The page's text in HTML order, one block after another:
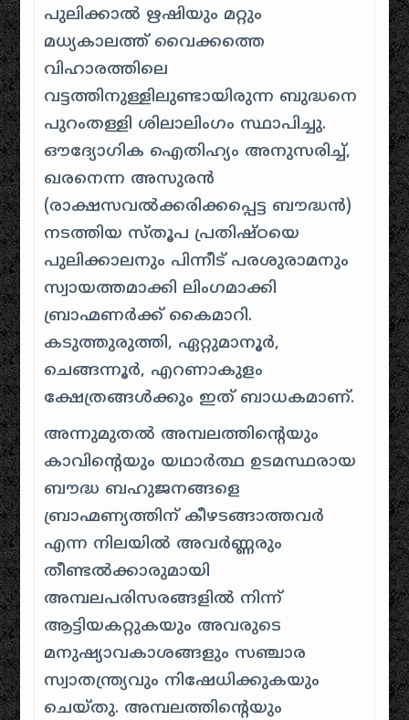
പുലിക്കാൽ ഋഷിയും മറ്റും
മധ്യകാലത്ത് വൈക്കത്തെ
വിഹാരത്തിലെ
വട്ടത്തിനുള്ളിലുണ്ടായിരുന്ന ബുദ്ധനെ
പുറംതള്ളി ശിലാലിംഗം സ്ഥാപിച്ചു.
ഔദ്യോഗിക ഐതിഹ്യം അനുസരിച്ച്,
ഖരനെന്ന അസുരൻ
(രാക്ഷസവൽക്കരിക്കപ്പെട്ട ബൗദ്ധൻ)
നടത്തിയ സ്തൂപ പ്രതിഷ്ഠയെ
പുലിക്കാലനും പിന്നീട് പരശുരാമനും
സ്വായത്തമാക്കി ലിംഗമാക്കി
ബ്രാഹ്മണർക്ക് കൈമാറി.
കടുത്തുരുത്തി, ഏറ്റുമാനൂർ,
ചെങ്ങന്നൂർ, എറണാകുളം
ക്ഷേത്രങ്ങൾക്കും ഇത് ബാധകമാണ്.
അന്നുമുതൽ അമ്പലത്തിന്റെയും
കാവിന്റെയും യഥാർത്ഥ ഉടമസ്ഥരായ
ബൗദ്ധ ബഹുജനങ്ങളെ
ബ്രാഹ്മണ്യത്തിന് കീഴടങ്ങാത്തവർ
എന്ന നിലയിൽ അവർണ്ണരും
തീണ്ടൽക്കാരുമായി
അമ്പലപരിസരങ്ങളിൽ നിന്ന്
ആട്ടിയകറ്റുകയും അവരുടെ
മനുഷ്യാവകാശങ്ങളും സഞ്ചാര
സ്വാതന്ത്ര്യവും നിഷേധിക്കുകയും
ചെയ്തു. അമ്പലത്തിന്റെയും